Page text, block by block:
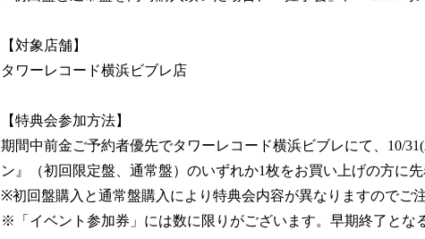
【対象店舗】
タワーレコード横浜ビブレ店
【特典会参加方法】
期間中前金ご予約者優先でタワーレコード横浜ビブレにて、10/
ン』（初回限定盤、通常盤）のいずれか1枚をお買い上げの方に
※初回盤購入と通常盤購入により特典会内容が異なりますのでご注
※「イベント参加券」には数に限りがございます。早期終了と